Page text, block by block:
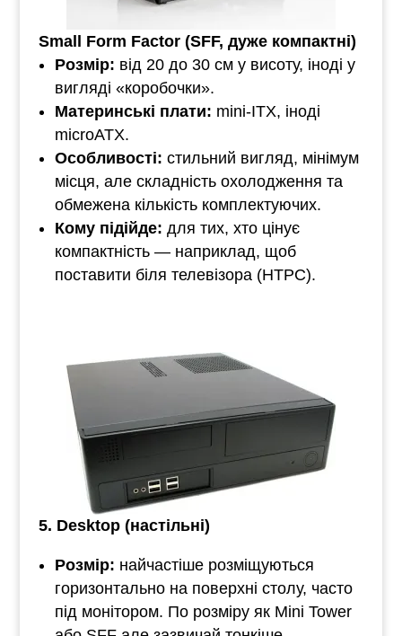
Small Form Factor (SFF, дуже компактні)
Розмір: від 20 до 30 см у висоту, іноді у
вигляді «коробочки».
Материнські плати: mini-ITX, іноді
microATX.
Особливості: стильний вигляд, мінімум
місця, але складність охолодження та
обмежена кількість комплектуючих.
Кому підійде: для тих, хто цінує
компактність — наприклад, щоб
поставити біля телевізора (HTPC).
5. Desktop (настільні)
Розмір: найчастіше розміщуються
горизонтально на поверхні столу, часто
під монітором. По розміру як Mini Tower